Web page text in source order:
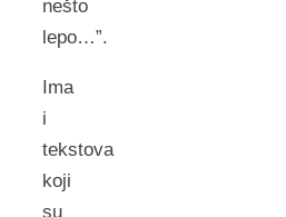
nešto
lepo…”.
Ima
i
tekstova
koji
su